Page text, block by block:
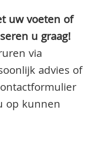
uw voeten of
u graag!
via
advies of
op kunnen